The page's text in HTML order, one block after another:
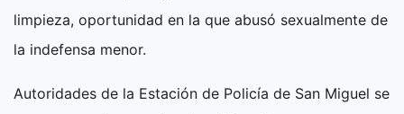
limpieza, oportunidad en la que abusó sexualmente de
la indefensa menor.
Autoridades de la Estación de Policía de San Miguel se